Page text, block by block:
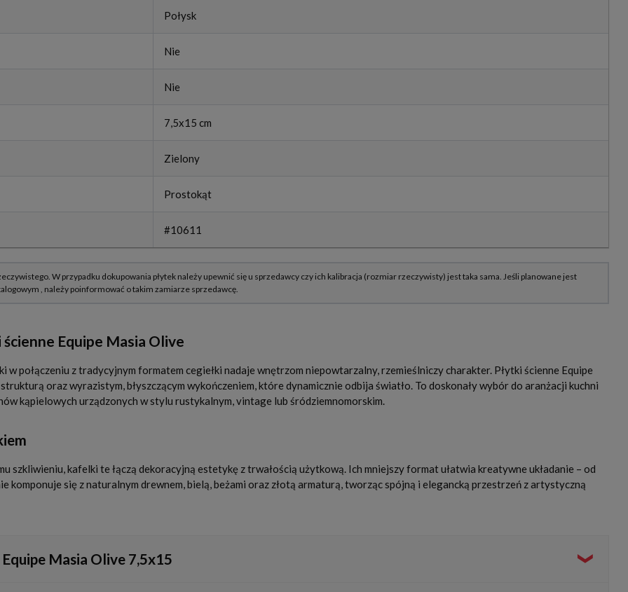
Połysk
Nie
Nie
7,5x15 cm
Zielony
Prostokąt
#10611
Equipe Masia Olive
połączeniu z tradycyjnym formatem cegiełki nadaje wnętrzom niepowtarzalny, rzemieślniczy charakter. Płytki ścienne Equipe
oraz wyrazistym, błyszczącym wykończeniem, które dynamicznie odbija światło. To doskonały wybór do aranżacji kuchni
kąpielowych urządzonych w stylu rustykalnym, vintage lub śródziemnomorskim.
kafelki te łączą dekoracyjną estetykę z trwałością użytkową. Ich mniejszy format ułatwia kreatywne układanie – od
komponuje się z naturalnym drewnem, bielą, beżami oraz złotą armaturą, tworząc spójną i elegancką przestrzeń z artystyczną
Masia Olive 7,5x15